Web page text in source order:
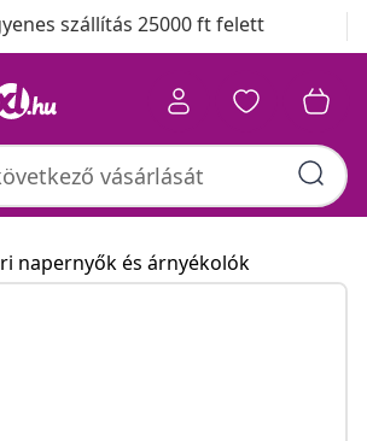
szállítás 25000 ft felett
napernyők és árnyékolók